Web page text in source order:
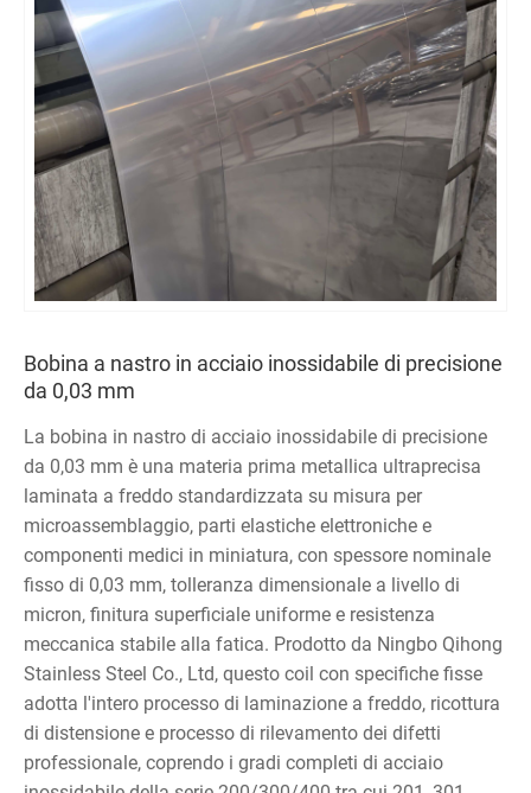
Bobina a nastro in acciaio inossidabile di precisione
da 0,03 mm
La bobina in nastro di acciaio inossidabile di precisione
da 0,03 mm è una materia prima metallica ultraprecisa
laminata a freddo standardizzata su misura per
microassemblaggio, parti elastiche elettroniche e
componenti medici in miniatura, con spessore nominale
fisso di 0,03 mm, tolleranza dimensionale a livello di
micron, finitura superficiale uniforme e resistenza
meccanica stabile alla fatica. Prodotto da Ningbo Qihong
Stainless Steel Co., Ltd, questo coil con specifiche fisse
adotta l'intero processo di laminazione a freddo, ricottura
di distensione e processo di rilevamento dei difetti
professionale, coprendo i gradi completi di acciaio